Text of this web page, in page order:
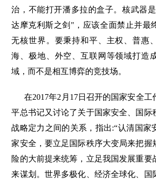
治，不能打开潘多拉的盒子。核武器
达摩克利斯之剑"，应该全面禁止并最
无核世界。要秉持和平、主权、普惠
海、极地、外空、互联网等领域打造
域，而不是相互博弈的竞技场。
在2017年2月17日召开的国家安全
平总书记又讨论了关于国家安全、国际
战略定力之间的关系，指出:“认清国家
家安全，要立足国际秩序大变局来把握
险的大前提来统筹，立足我国发展重要
来谋划。世界多极化、经济全球化、国